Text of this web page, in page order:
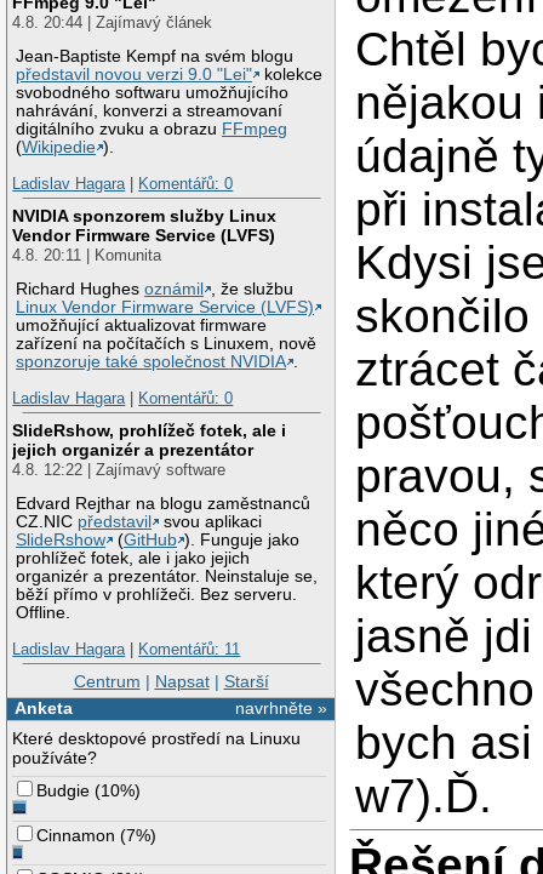
4.8. 20:44 | Zajímavý článek
Jean-Baptiste Kempf na svém blogu
představil novou verzi 9.0 "Lei"
kolekce
svobodného softwaru umožňujícího
nahrávání, konverzi a streamovaní
digitálního zvuku a obrazu FFmpeg
(Wikipedie ).
Ladislav Hagara| Komentářů: 0
NVIDIA sponzorem služby Linux
Vendor Firmware Service (LVFS)
4.8. 20:11 | Komunita
Richard Hughesoznámil
, že službu
Linux Vendor Firmware Service (LVFS)
umožňující aktualizovat firmware
zařízení na počítačích s Linuxem, nově
sponzoruje také společnost NVIDIA .
Ladislav Hagara| Komentářů: 0
SlideRshow, prohlížeč fotek, ale i
jejich organizér a prezentátor
4.8. 12:22 | Zajímavý software
Edvard Rejthar na blogu zaměstnanců
CZ.NIC představil
svou aplikaci
SlideRshow
(GitHub ). Funguje jako
prohlížeč fotek, ale i jako jejich
organizér a prezentátor. Neinstaluje se,
běží přímo v prohlížeči. Bez serveru.
Offline.
Ladislav Hagara| Komentářů: 11
Centrum | Napsat| Starší
navrhněte »
Anketa
Které desktopové prostředí na Linuxu
používáte?
Budgie (10%)
Cinnamon (7%)
Chtěl
nějakou
údajně
při
Kdysi
ztrácet
pravou,
něco
který
jasně
bych
w7).Ď.